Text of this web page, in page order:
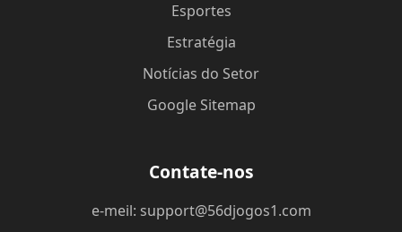
Esportes
Estratégia
Notícias do Setor
Google Sitemap
Contate-nos
e-meil: support@56djogos1.com